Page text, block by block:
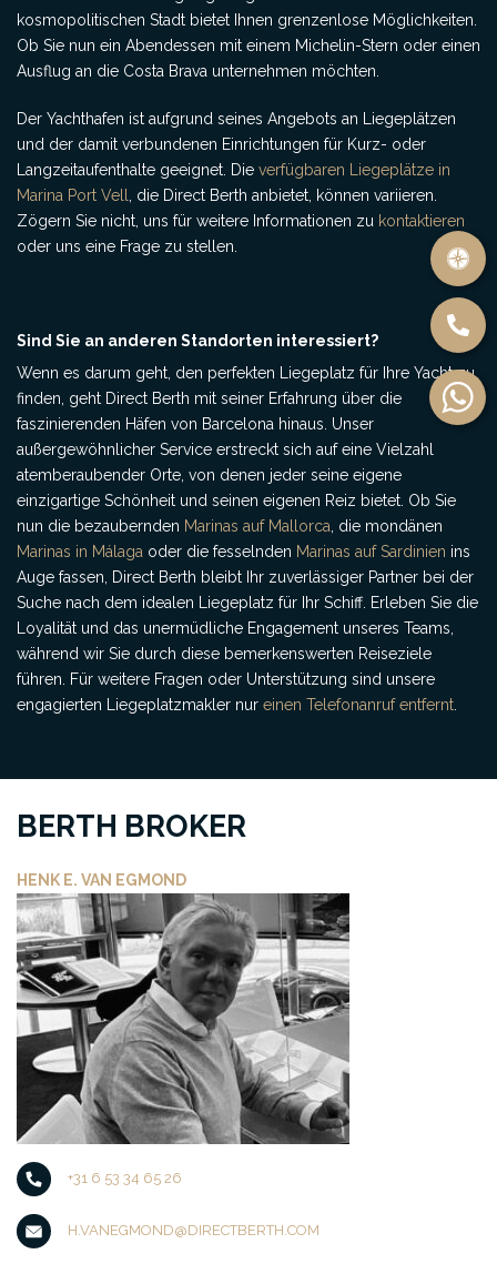
kosmopolitischen Stadt bietet Ihnen grenzenlose Möglichkeiten.
Ob Sie nun ein Abendessen mit einem Michelin-Stern oder einen
Ausflug an die Costa Brava unternehmen möchten.
Der Yachthafen ist aufgrund seines Angebots an Liegeplätzen
und der damit verbundenen Einrichtungen für Kurz- oder
Langzeitaufenthalte geeignet. Die verfügbaren Liegeplätze in
Marina Port Vell
, die Direct Berth anbietet, können variieren.
Zögern Sie nicht, uns für weitere Informationen zu kontaktieren
oder uns eine Frage zu stellen.
Sind Sie an anderen Standorten interessiert?
Wenn es darum geht, den perfekten Liegeplatz für Ihre Yacht zu
finden, geht Direct Berth mit seiner Erfahrung über die
faszinierenden Häfen von Barcelona hinaus. Unser
außergewöhnlicher Service erstreckt sich auf eine Vielzahl
atemberaubender Orte, von denen jeder seine eigene
einzigartige Schönheit und seinen eigenen Reiz bietet. Ob Sie
nun die bezaubernden Marinas auf Mallorca , die mondänen
Marinas in Málaga oder die fesselnden Marinas auf Sardinien ins
Auge fassen, Direct Berth bleibt Ihr zuverlässiger Partner bei der
Suche nach dem idealen Liegeplatz für Ihr Schiff. Erleben Sie die
Loyalität und das unermüdliche Engagement unseres Teams,
während wir Sie durch diese bemerkenswerten Reiseziele
führen. Für weitere Fragen oder Unterstützung sind unsere
engagierten Liegeplatzmakler nur einen Telefonanruf entfernt
BERTH BROKER
HENK E. VAN EGMOND
+31 6 53 34 65 26
H.VANEGMOND@DIRECTBERTH.COM